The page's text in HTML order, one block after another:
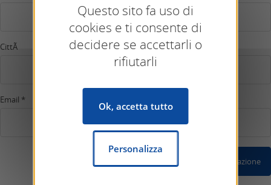
CittÃ
Email *
Conferma Registrazione
Questo sito fa uso di
cookies e ti consente di
decidere se accettarli o
rifiutarli
Ok, accetta tutto
Personalizza